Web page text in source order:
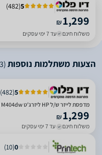
5
(
482
)
₪1,299
משלוח חינם עד 7 ימי עסקים
הצעות משתלמות נוספות(3)
5
(
482
)
מדפסת לייזר ש/ל HP ליזרג'ט LJ Pro M404dw
₪1,299
משלוח חינם עד 7 ימי עסקים
0
(
10
)